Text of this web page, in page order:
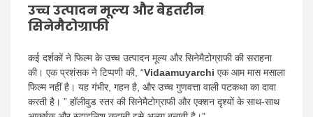
उच्च उत्पादन मूल्य और बेहतरीन
सिनेमैटोग्राफी
कई दर्शकों ने फिल्म के उच्च उत्पादन मूल्य और सिनेमैटोग्राफी की सराहना
की। एक प्रशंसक ने टिप्पणी की, “Vidaamuyarchi एक आम मास मसाला
फिल्म नहीं है। यह गंभीर, गहन है, और उच्च गुणवत्ता वाली पटकथा का दावा
करती है। ” हॉलीवुड स्तर की सिनेमैटोग्राफी और एक्शन दृश्यों के साथ-साथ